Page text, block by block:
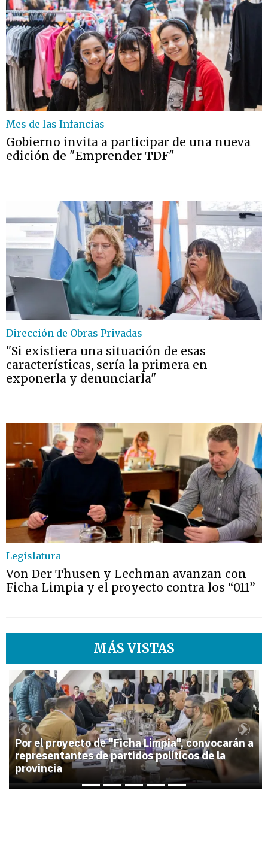
Mes de las Infancias
Gobierno invita a participar de una nueva
edición de "Emprender TDF"
Dirección de Obras Privadas
"Si existiera una situación de esas
características, sería la primera en
exponerla y denunciarla"
Legislatura
Von Der Thusen y Lechman avanzan con
Ficha Limpia y el proyecto contra los “011”
MÁS VISTAS
1
Por el proyecto de "Ficha Limpia", convocarán a
representantes de partidos políticos de la
provincia
Previous Next